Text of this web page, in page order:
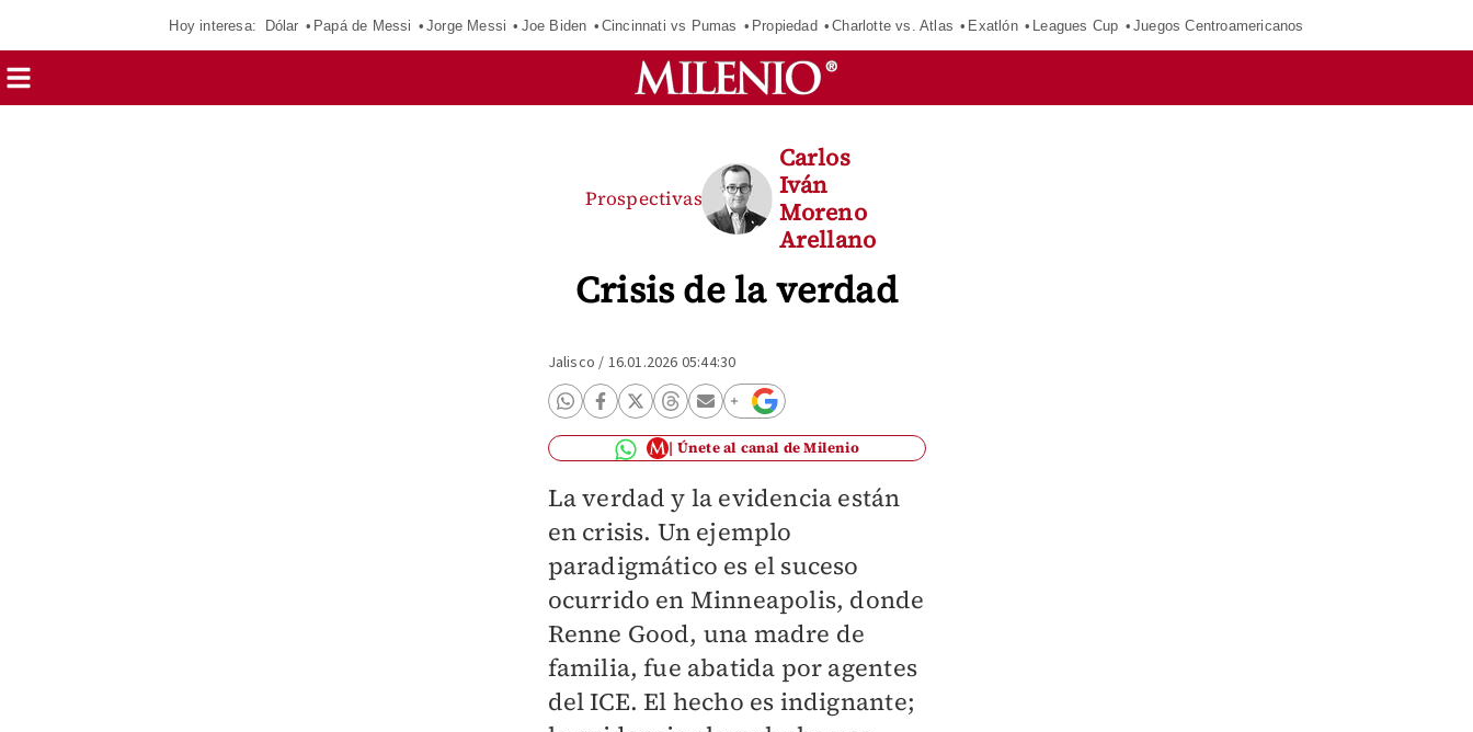
Hoy interesa: Dólar Papá de Messi Jorge Messi Joe Biden Cincinnati vs Pumas Propiedad Charlotte vs. Atlas Exatlón Leagues Cup Juegos Centroamericanos
Crisis de la verdad
Prospectivas
Carlos
Iván
Moreno
Arellano
Jalisco / 16.01.2026 05:44:30
Únete al canal de Milenio
La verdad y la evidencia están
en crisis. Un ejemplo
paradigmático es el suceso
ocurrido en Minneapolis, donde
Renne Good, una madre de
familia, fue abatida por agentes
del ICE. El hecho es indignante;